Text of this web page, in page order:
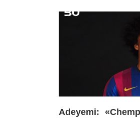
Adeyemi: